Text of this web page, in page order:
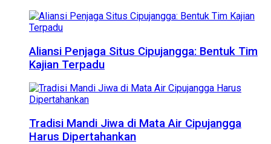
Aliansi Penjaga Situs Cipujangga: Bentuk Tim
Kajian Terpadu
Tradisi Mandi Jiwa di Mata Air Cipujangga
Harus Dipertahankan